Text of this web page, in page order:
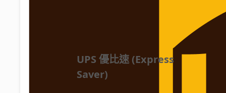
UPS 優比速 (Express
Saver)